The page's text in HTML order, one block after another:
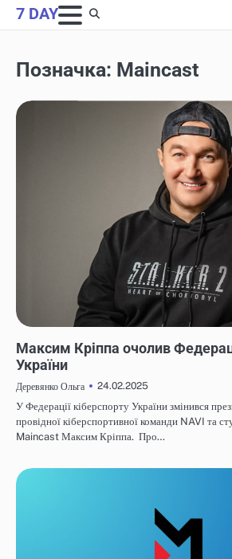
Skip
to
7 DAY
Позначка: Maincast
Максим Кріппа очолив
України
Деревянко Ольга
24.02.2025
У Федерації кіберспорту України змінився
провідної кіберспортивної команди NAVI та
Maincast Максим Кріппа. Про…